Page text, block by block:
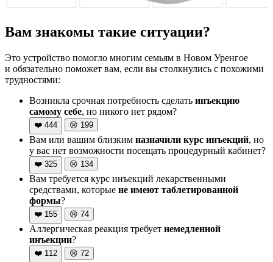
Вам знакомы такие ситуации?
Это устройство помогло многим семьям в Новом Уренгое
и обязательно поможет вам, если вы столкнулись с похожими
трудностями:
Возникла срочная потребность сделать инъекцию
самому себе, но никого нет рядом?
❤️ 444 😢 199
Вам или вашим близким назначили курс инъекций, но
у вас нет возможности посещать процедурный кабинет?
❤️ 325 😢 134
Вам требуется курс инъекций лекарственными
средствами, которые не имеют таблетированной
формы?
❤️ 155 😢 74
Аллергическая реакция требует немедленной
инъекции?
❤️ 112 😢 72